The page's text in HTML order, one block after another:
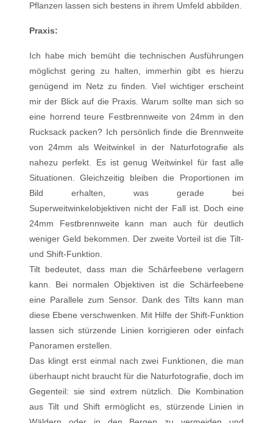
Pflanzen lassen sich bestens in ihrem Umfeld abbilden.
Praxis:
Ich habe mich bemüht die technischen Ausführungen
möglichst gering zu halten, immerhin gibt es hierzu
genügend im Netz zu finden. Viel wichtiger erscheint
mir der Blick auf die Praxis. Warum sollte man sich so
eine horrend teure Festbrennweite von 24mm in den
Rucksack packen? Ich persönlich finde die Brennweite
von 24mm als Weitwinkel in der Naturfotografie als
nahezu perfekt. Es ist genug Weitwinkel für fast alle
Situationen. Gleichzeitig bleiben die Proportionen im
Bild erhalten, was gerade bei
Superweitwinkelobjektiven nicht der Fall ist. Doch eine
24mm Festbrennweite kann man auch für deutlich
weniger Geld bekommen. Der zweite Vorteil ist die Tilt-
und Shift-Funktion.
Tilt bedeutet, dass man die Schärfeebene verlagern
kann. Bei normalen Objektiven ist die Schärfeebene
eine Parallele zum Sensor. Dank des Tilts kann man
diese Ebene verschwenken. Mit Hilfe der Shift-Funktion
lassen sich stürzende Linien korrigieren oder einfach
Panoramen erstellen.
Das klingt erst einmal nach zwei Funktionen, die man
überhaupt nicht braucht für die Naturfotografie, doch im
Gegenteil: sie sind extrem nützlich. Die Kombination
aus Tilt und Shift ermöglicht es, stürzende Linien in